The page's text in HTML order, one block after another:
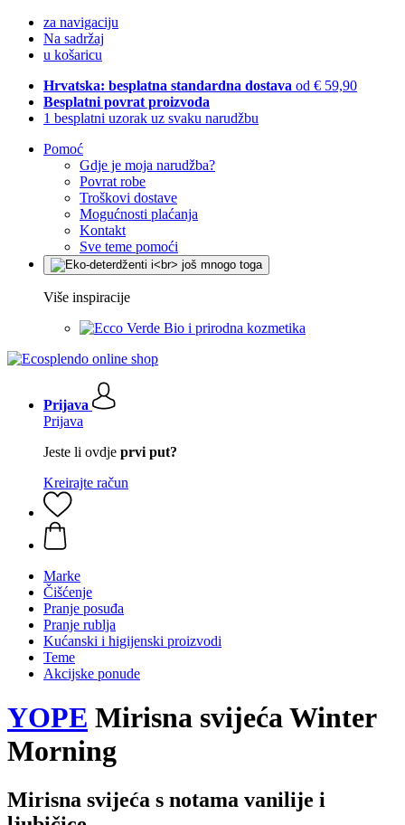
za navigaciju
Na sadržaj
u košaricu
Hrvatska: besplatna standardna dostava od € 59,90
Besplatni povrat proizvoda
1 besplatni uzorak uz svaku narudžbu
Pomoć
Gdje je moja narudžba?
Povrat robe
Troškovi dostave
Mogućnosti plaćanja
Kontakt
Sve teme pomoći
Više inspiracije
Bio i prirodna kozmetika
Prijava
Prijava
Jeste li ovdje prvi put?
Kreirajte račun
Marke
Čišćenje
Pranje posuđa
Pranje rublja
Kućanski i higijenski proizvodi
Teme
Akcijske ponude
YOPE Mirisna svijeća Winter
Morning
Mirisna svijeća s notama vanilije i